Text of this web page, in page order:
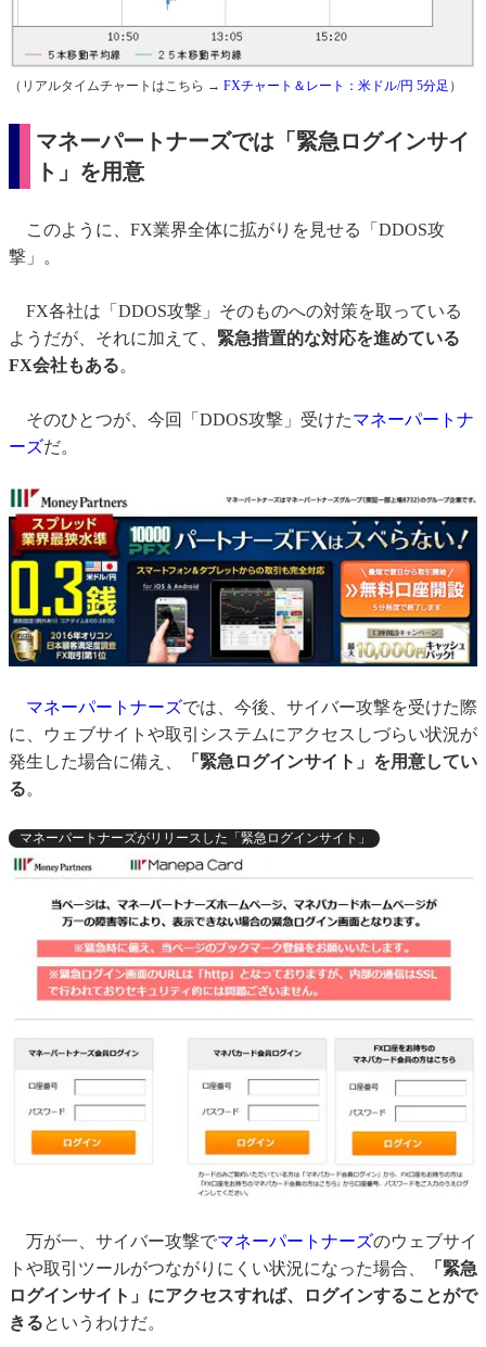
（リアルタイムチャートはこちら → FXチャート＆レート：米ドル/円 5分足 ）
マネーパートナーズでは「緊急ログインサイ
ト」を用意
このように、FX業界全体に拡がりを見せる「DDOS攻
撃」。
FX各社は「DDOS攻撃」そのものへの対策を取っている
ようだが、それに加えて、 緊急措置的な対応を進めている
FX会社もある。
そのひとつが、今回「DDOS攻撃」受けたマネーパートナ
ーズだ。
マネーパートナーズでは、今後、サイバー攻撃を受けた際
に、ウェブサイトや取引システムにアクセスしづらい状況が
発生した場合に備え、
「緊急ログインサイト」を用意してい
る。
マネーパートナーズがリリースした「緊急ログインサイト」
万が一、サイバー攻撃でマネーパートナーズのウェブサイ
トや取引ツールがつながりにくい状況になった場合、
「緊急
ログインサイト」にアクセスすれば、ログインすることがで
きるというわけだ。